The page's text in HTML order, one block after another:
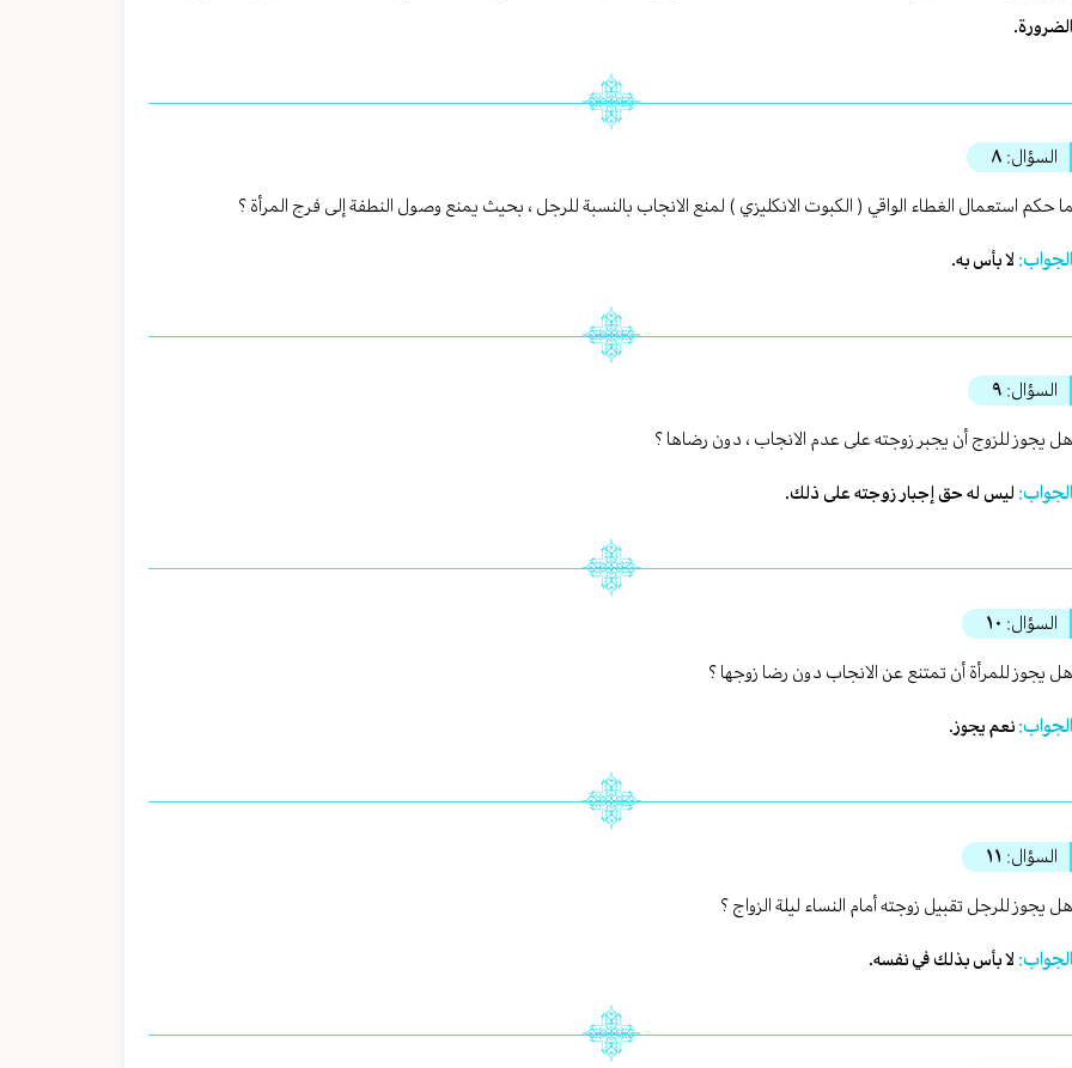
الضرورة.
السؤال: ٨
ما حكم استعمال الغطاء الواقي ( الكبوت الانكليزي ) لمنع الانجاب بالنسبة للرجل ، بحيث يمنع وصول النطفة إلى فرج المرأة ؟
الجواب: لا بأس به.
السؤال: ٩
هل يجوز للزوج أن يجبر زوجته على عدم الانجاب ، دون رضاها ؟
الجواب: ليس له حق إجبار زوجته على ذلك.
السؤال: ١٠
هل يجوز للمرأة أن تمتنع عن الانجاب دون رضا زوجها ؟
الجواب: نعم يجوز.
السؤال: ١١
هل يجوز للرجل تقبيل زوجته أمام النساء ليلة الزواج ؟
الجواب: لا بأس بذلك في نفسه.